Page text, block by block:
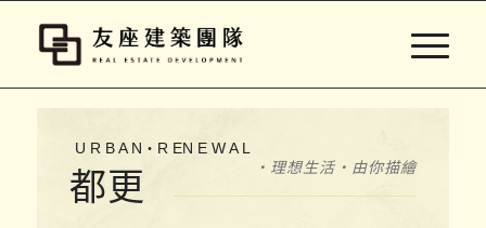
U R B A N・R EN E W A L
都更 ・理想生活・由你描繪